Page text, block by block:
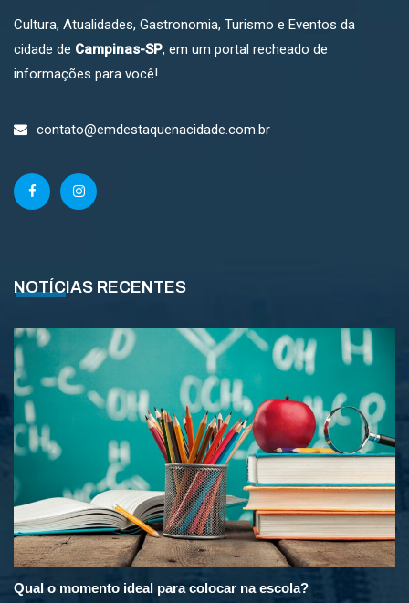
Cultura, Atualidades, Gastronomia, Turismo e Eventos da
cidade de Campinas-SP, em um portal recheado de
informações para você!
contato@emdestaquenacidade.com.br
NOTÍCIAS RECENTES
Qual o momento ideal para colocar na escola?